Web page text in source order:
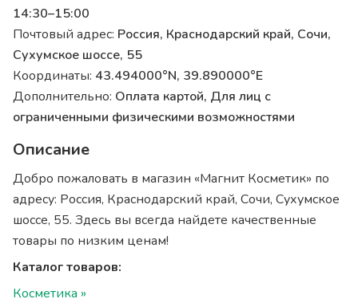
14:30–15:00
Почтовый адрес: Россия, Краснодарский край, Сочи,
Сухумское шоссе, 55
Координаты: 43.494000°N, 39.890000°E
Дополнительно: Оплата картой, Для лиц с
ограниченными физическими возможностями
Описание
Добро пожаловать в магазин «Магнит Косметик» по
адресу: Россия, Краснодарский край, Сочи, Сухумское
шоссе, 55. Здесь вы всегда найдете качественные
товары по низким ценам!
Каталог товаров:
Косметика »